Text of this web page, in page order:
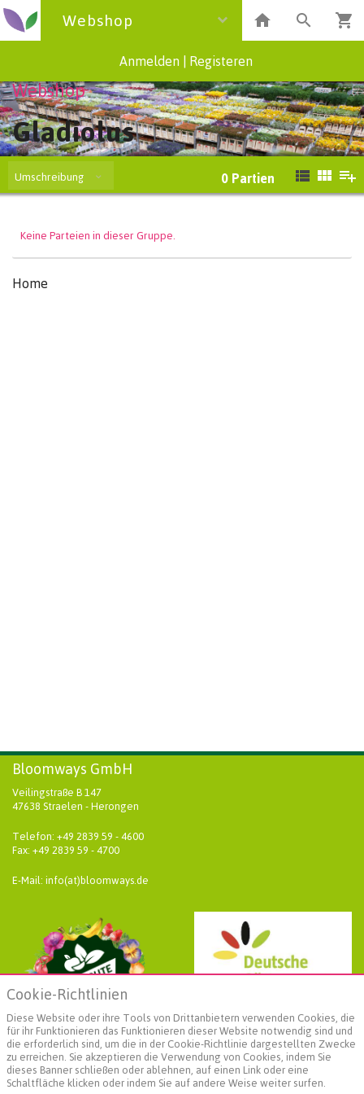
Webshop
Anmelden Registeren
Webshop
Gladiolus
Umschreibung 0 Partien
Keine Parteien in dieser Gruppe.
Home
Bloomways GmbH
Veilingstraße B 147
47638 Straelen - Herongen
Telefon: +49 2839 59 - 4600
Fax: +49 2839 59 - 4700
E-Mail: info(at)bloomways.de
Weiterführende Informationen
Cookie-Richtlinien
Diese Website oder ihre Tools von Drittanbietern verwenden Cookies, die
für ihr Funktionieren das Funktionieren dieser Website notwendig sind und
die erforderlich sind, um die in der Cookie-Richtlinie dargestellten Zwecke
zu erreichen. Sie akzeptieren die Verwendung von Cookies, indem Sie
dieses Banner schließen oder ablehnen, auf einen Link oder eine
Schaltfläche klicken oder indem Sie auf andere Weise weiter surfen.